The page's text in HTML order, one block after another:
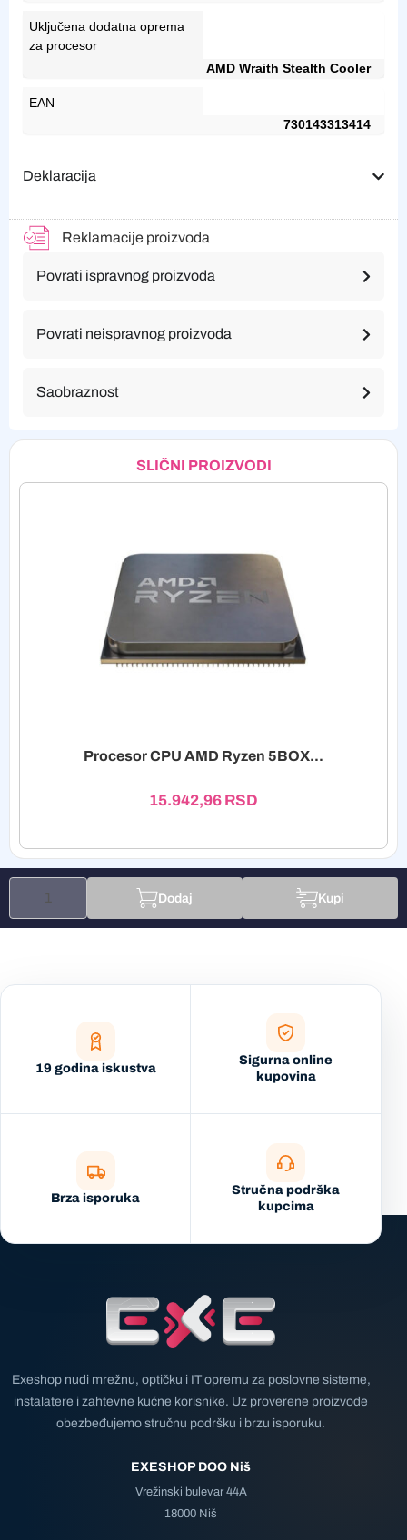
Uključena dodatna oprema
za procesor
AMD Wraith Stealth Cooler
EAN
730143313414
Deklaracija
Reklamacije proizvoda
Povrati ispravnog proizvoda
Povrati neispravnog proizvoda
Saobraznost
SLIČNI PROIZVODI
Procesor CPU AMD Ryzen 5BOX...
15.942,96 RSD
Dodaj Kupi
19 godina iskustva
Sigurna online
kupovina
Brza isporuka
Stručna podrška
kupcima
Exeshop nudi mrežnu, optičku i IT opremu za poslovne sisteme,
instalatere i zahtevne kućne korisnike. Uz proverene proizvode
obezbeđujemo stručnu podršku i brzu isporuku.
EXESHOP DOO Niš
Vrežinski bulevar 44A
18000 Niš